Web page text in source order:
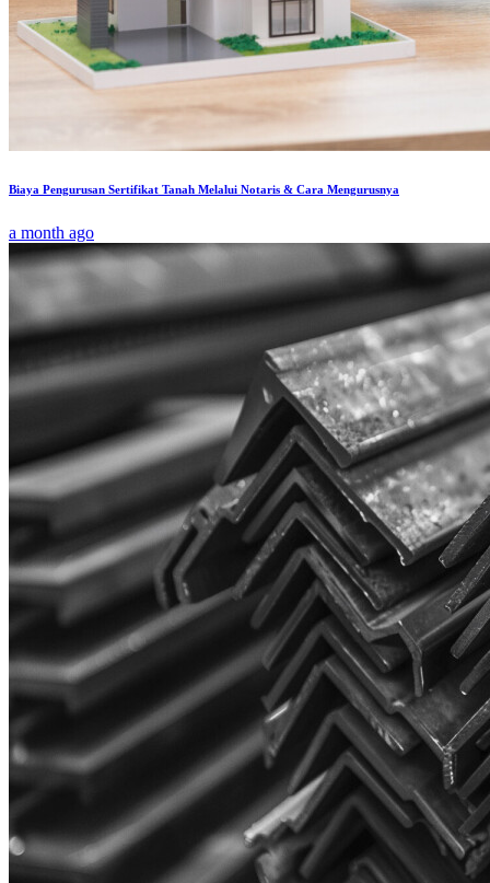
Biaya Pengurusan Sertifikat Tanah Melalui Notaris & Cara Mengurusnya
a month ago